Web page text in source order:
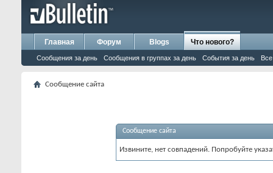
Главная Форум Blogs Что нового?
Сообщения за день Сообщения в группах за день События за день
Сообщение сайта
Сообщение сайта
Извините, нет совпадений. Попробуйте